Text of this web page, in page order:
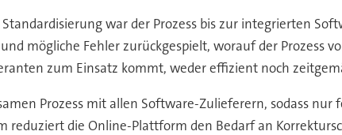
war der Prozess bis zur integrierten
mögliche Fehler zurückgespielt, worauf der Prozess
zum Einsatz kommt, weder effizient noch
Prozess mit allen Software-Zulieferern, sodass
reduziert die Online-Plattform den Bedarf an